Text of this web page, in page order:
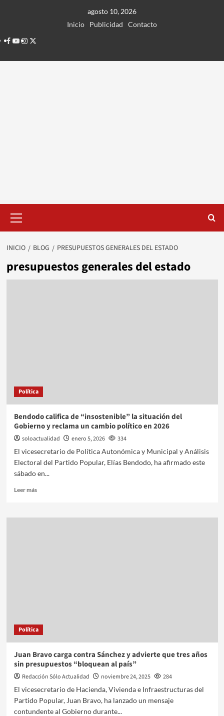
agosto 10, 2026
Inicio
Publicidad
Contacto
Facebook
Youtube
Instagram
Twitter
principal
INICIO BLOG PRESUPUESTOS GENERALES DEL ESTADO
presupuestos generales del estado
Política
Bendodo califica de “insostenible” la situación del
Gobierno y reclama un cambio político en 2026
soloactualidad enero 5, 2026
334
El vicesecretario de Política Autonómica y Municipal y Análisis
Electoral del Partido Popular, Elías Bendodo, ha afirmado este
sábado en...
Leer más
Política
Juan Bravo carga contra Sánchez y advierte que tres años
sin presupuestos “bloquean al país”
Redacción Sólo Actualidad noviembre 24, 2025
284
El vicesecretario de Hacienda, Vivienda e Infraestructuras del
Partido Popular, Juan Bravo, ha lanzado un mensaje
contundente al Gobierno durante...